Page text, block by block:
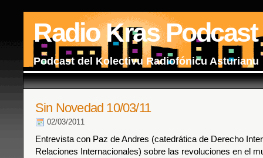
Radio Kras Podcast
Podcast del Kolectivu Radiofónicu Asturianu
Sin Novedad 10/03/11
02/03/2011
Entrevista con Paz de Andres (catedrática de Derecho
Relaciones Internacionales) sobre las revoluciones en el